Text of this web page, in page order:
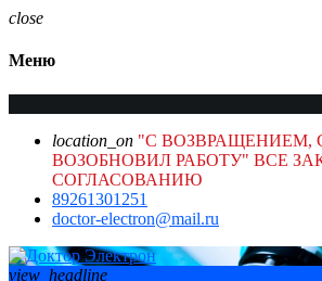
close
Меню
location_on "С ВОЗВРАЩЕНИЕМ,
ВОЗОБНОВИЛ РАБОТУ" ВСЕ
СОГЛАСОВАНИЮ
89261301251
doctor-electron@mail.ru
view_headline